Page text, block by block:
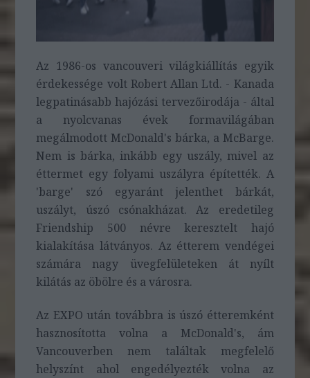
Az 1986-os vancouveri világkiállítás egyik
érdekessége volt Robert Allan Ltd. - Kanada
legpatinásabb hajózási tervezőirodája - által
a nyolcvanas évek formavilágában
megálmodott McDonald's bárka, a McBarge.
Nem is bárka, inkább egy uszály, mivel az
éttermet egy folyami uszályra építették. A
'barge' szó egyaránt jelenthet bárkát,
uszályt, úszó csónakházat. Az eredetileg
Friendship 500 névre keresztelt hajó
kialakítása látványos. Az étterem vendégei
számára nagy üvegfelületeken át nyílt
kilátás az öbölre és a városra.
Az EXPO után továbbra is úszó étteremként
hasznosította volna a McDonald's, ám
Vancouverben nem találtak megfelelő
helyszínt ahol engedélyezték volna az